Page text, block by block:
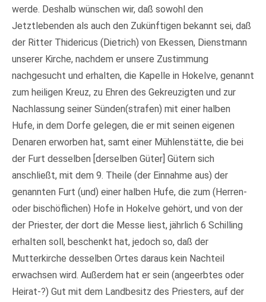
werde. Deshalb wünschen wir, daß sowohl den
Jetztlebenden als auch den Zukünftigen bekannt sei, daß
der Ritter Thidericus (Dietrich) von Ekessen, Dienstmann
unserer Kirche, nachdem er unsere Zustimmung
nachgesucht und erhalten, die Kapelle in Hokelve, genannt
zum heiligen Kreuz, zu Ehren des Gekreuzigten und zur
Nachlassung seiner Sünden(strafen) mit einer halben
Hufe, in dem Dorfe gelegen, die er mit seinen eigenen
Denaren erworben hat, samt einer Mühlenstätte, die bei
der Furt desselben [derselben Güter] Gütern sich
anschließt, mit dem 9. Theile (der Einnahme aus) der
genannten Furt (und) einer halben Hufe, die zum (Herren-
oder bischöflichen) Hofe in Hokelve gehört, und von der
der Priester, der dort die Messe liest, jährlich 6 Schilling
erhalten soll, beschenkt hat, jedoch so, daß der
Mutterkirche desselben Ortes daraus kein Nachteil
erwachsen wird. Außerdem hat er sein (angeerbtes oder
Heirat-?) Gut mit dem Landbesitz des Priesters, auf der